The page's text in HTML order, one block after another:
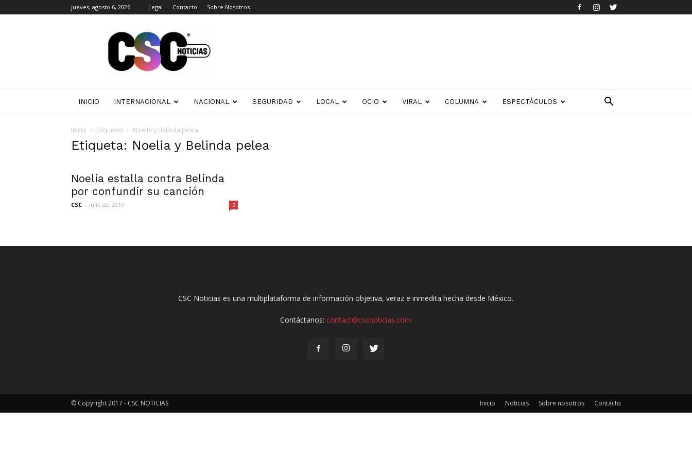
jueves, agosto 6, 2026 Legal Contacto Sobre Nosotros
Noticias
INICIO INTERNACIONAL NACIONAL SEGURIDAD LOCAL OCIO VIRAL COLUMNA ESPECTÁCULOS
Inicio Etiquetas Noelia y Belinda pelea
Etiqueta: Noelia y Belinda pelea
Noelia estalla contra Belinda
por confundir su canción
CSC - julio 22, 2019 0
CSC Noticias es una multiplataforma de información objetiva, veraz e inmedita hecha desde México.
Contáctanos:contact@cscnoticias.com
Inicio Noticias Sobre nosotros Contacto
© Copyright 2017 - CSC NOTICIAS